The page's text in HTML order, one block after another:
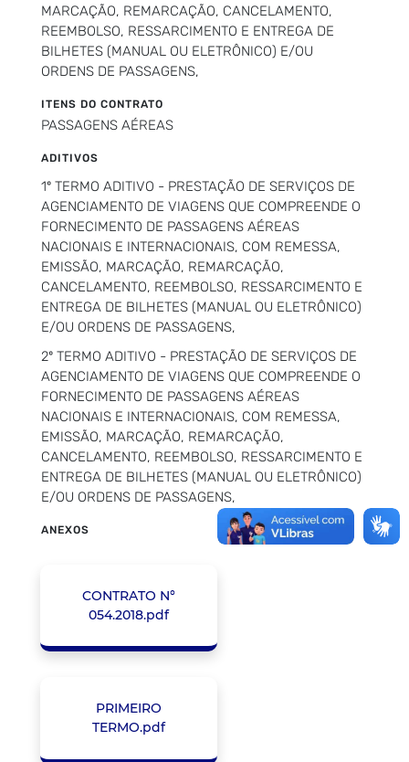
MARCAÇÃO, REMARCAÇÃO, CANCELAMENTO,
REEMBOLSO, RESSARCIMENTO E ENTREGA DE
BILHETES (MANUAL OU ELETRÔNICO) E/OU
ORDENS DE PASSAGENS,
ITENS DO CONTRATO
PASSAGENS AÉREAS
ADITIVOS
1º TERMO ADITIVO - PRESTAÇÃO DE SERVIÇOS DE
AGENCIAMENTO DE VIAGENS QUE COMPREENDE O
FORNECIMENTO DE PASSAGENS AÉREAS
NACIONAIS E INTERNACIONAIS, COM REMESSA,
EMISSÃO, MARCAÇÃO, REMARCAÇÃO,
CANCELAMENTO, REEMBOLSO, RESSARCIMENTO E
ENTREGA DE BILHETES (MANUAL OU ELETRÔNICO)
E/OU ORDENS DE PASSAGENS,
2º TERMO ADITIVO - PRESTAÇÃO DE SERVIÇOS DE
AGENCIAMENTO DE VIAGENS QUE COMPREENDE O
FORNECIMENTO DE PASSAGENS AÉREAS
NACIONAIS E INTERNACIONAIS, COM REMESSA,
EMISSÃO, MARCAÇÃO, REMARCAÇÃO,
CANCELAMENTO, REEMBOLSO, RESSARCIMENTO E
ENTREGA DE BILHETES (MANUAL OU ELETRÔNICO)
E/OU ORDENS DE PASSAGENS,
ANEXOS
CONTRATO N°
054.2018.pdf
PRIMEIRO
TERMO.pdf